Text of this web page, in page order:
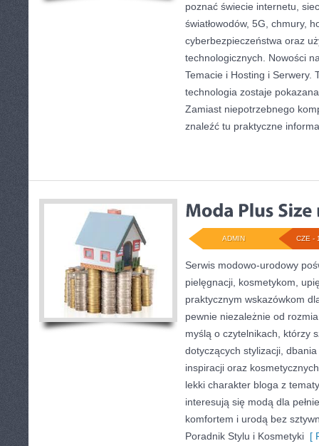
poznać świecie internetu,
światłowodów, 5G, chmury,
cyberbezpieczeństwa oraz
technologicznych. Nowości
Temacie i Hosting i Serwery.
technologia zostaje
Zamiast niepotrzebnego
znaleźć tu praktyczne
CZE -
ADMIN
Serwis modowo-urodowy
pielęgnacji, kosmetykom,
praktycznym wskazówkom
pewnie niezależnie od
myślą o czytelnikach, którzy
dotyczących stylizacji,
inspiracji oraz
lekki charakter bloga z
interesują się modą dla
komfortem i urodą bez
Poradnik Stylu i Kosmetyki [